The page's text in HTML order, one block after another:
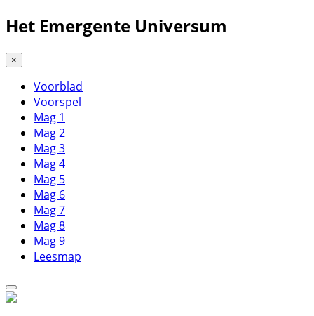
Het Emergente Universum
×
Voorblad
Voorspel
Mag 1
Mag 2
Mag 3
Mag 4
Mag 5
Mag 6
Mag 7
Mag 8
Mag 9
Leesmap